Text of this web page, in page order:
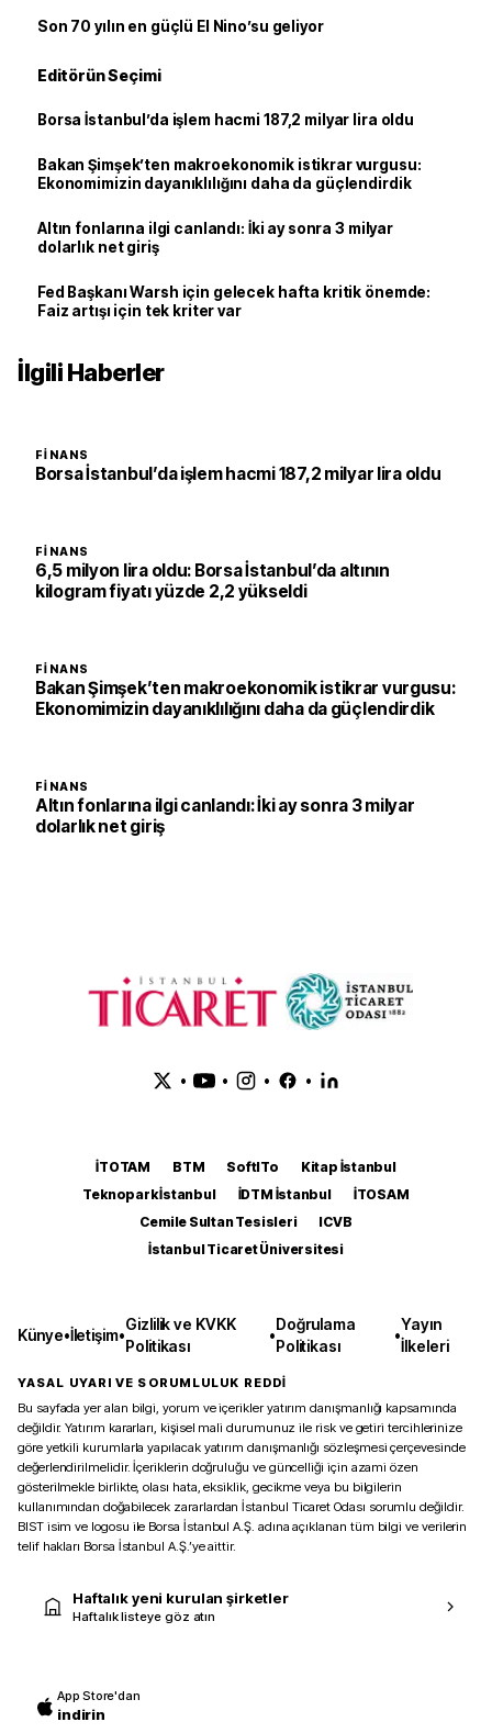
Son 70 yılın en güçlü El Nino’su geliyor
Editörün Seçimi
Borsa İstanbul’da işlem hacmi 187,2 milyar lira oldu
Bakan Şimşek’ten makroekonomik istikrar vurgusu:
Ekonomimizin dayanıklılığını daha da güçlendirdik
Altın fonlarına ilgi canlandı: İki ay sonra 3 milyar
dolarlık net giriş
Fed Başkanı Warsh için gelecek hafta kritik önemde:
Faiz artışı için tek kriter var
İlgili Haberler
FINANS
Borsa İstanbul’da işlem hacmi 187,2 milyar lira oldu
FINANS
6,5 milyon lira oldu: Borsa İstanbul’da altının
kilogram fiyatı yüzde 2,2 yükseldi
FINANS
Bakan Şimşek’ten makroekonomik istikrar vurgusu:
Ekonomimizin dayanıklılığını daha da güçlendirdik
FINANS
Altın fonlarına ilgi canlandı: İki ay sonra 3 milyar
dolarlık net giriş
• • • •
İTOTAM BTM SoftITo
Kitap İstanbul
Teknopark İstanbul
İDTM İstanbul
İTOSAM
Cemile Sultan Tesisleri
ICVB
İstanbul Ticaret Üniversitesi
Künye•İletişim•
Gizlilik ve KVKK
Politikası
•
Doğrulama
Politikası
•
Yayın
İlkeleri
YASAL UYARI VE SORUMLULUK REDDİ
Bu sayfada yer alan bilgi, yorum ve içerikler yatırım danışmanlığı kapsamında
değildir. Yatırım kararları, kişisel mali durumunuz ile risk ve getiri tercihlerinize
göre yetkili kurumlarla yapılacak yatırım danışmanlığı sözleşmesi çerçevesinde
değerlendirilmelidir. İçeriklerin doğruluğu ve güncelliği için azami özen
gösterilmekle birlikte, olası hata, eksiklik, gecikme veya bu bilgilerin
kullanımından doğabilecek zararlardan İstanbul Ticaret Odası sorumlu değildir.
BIST isim ve logosu ile Borsa İstanbul A.Ş. adına açıklanan tüm bilgi ve verilerin
telif hakları Borsa İstanbul A.Ş.’ye aittir.
Haftalık yeni kurulan şirketler
Haftalık listeye göz atın
App Store'dan
indirin